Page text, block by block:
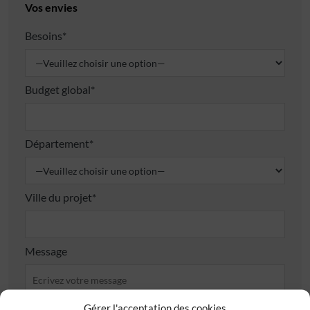
Gérer l'acceptation des cookies
Vos envies
Besoins*
Budget global*
Département*
Ville du projet*
Message